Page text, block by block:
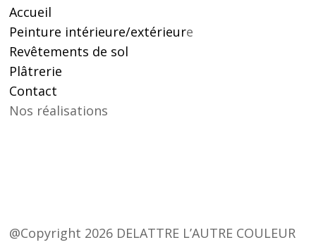
Accueil
Peinture intérieure/extérieure
Revêtements de sol
Plâtrerie
Contact
Nos réalisations
@Copyright 2026 DELATTRE L’AUTRE COULEUR